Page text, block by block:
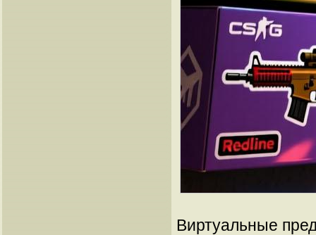
Виртуальные